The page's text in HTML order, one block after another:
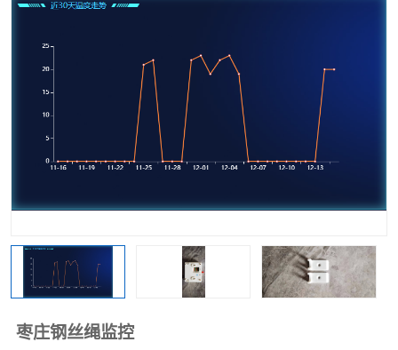
枣庄钢丝绳监控